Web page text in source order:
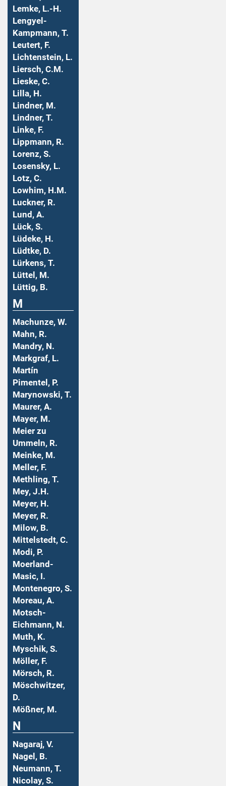
Lemke, L.-H.
Lengyel-
Kampmann, T.
Leutert, F.
Lichtenstein, L.
Liersch, C.M.
Lieske, C.
Lilla, H.
Lindner, M.
Lindner, T.
Linke, F.
Lippmann, R.
Lorenz, S.
Losensky, L.
Lotz, C.
Lowhim, H.M.
Luckner, R.
Lund, A.
Lück, S.
Lüdeke, H.
Lüdtke, D.
Lürkens, T.
Lüttel, M.
Lüttig, B.
M
Machunze, W.
Mahn, R.
Mandry, N.
Markgraf, L.
Martín
Pimentel, P.
Marynowski, T.
Maurer, A.
Mayer, M.
Meier zu
Ummeln, R.
Meinke, M.
Meller, F.
Methling, T.
Mey, J.H.
Meyer, H.
Meyer, R.
Milow, B.
Mittelstedt, C.
Modi, P.
Moerland-
Masic, I.
Montenegro, S.
Moreau, A.
Motsch-
Eichmann, N.
Muth, K.
Myschik, S.
Möller, F.
Mörsch, R.
Möschwitzer,
D.
Mößner, M.
N
Nagaraj, V.
Nagel, B.
Neumann, T.
Nicolay, S.